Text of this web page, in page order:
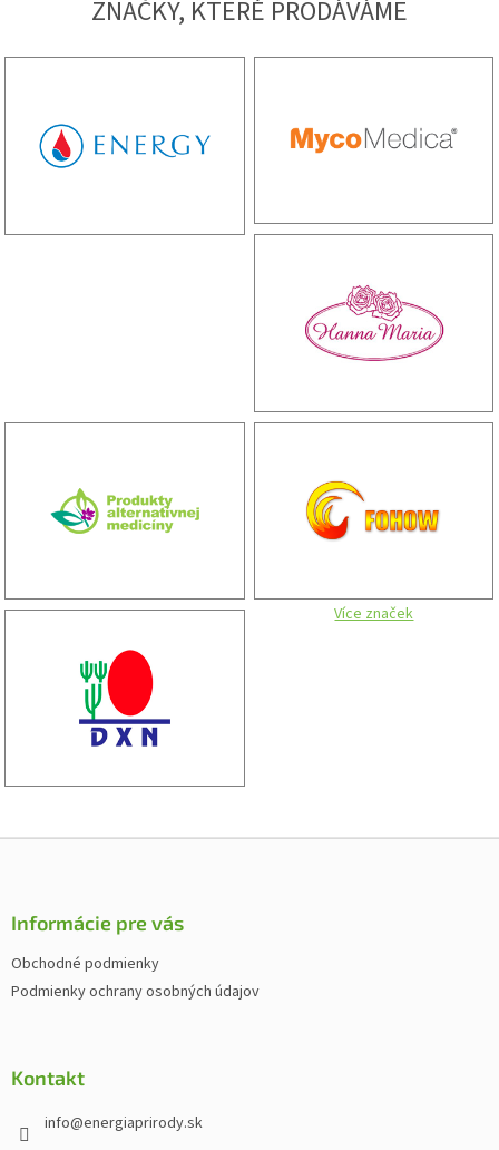
ZNAČKY, KTERÉ PRODÁVÁME
Více značek
Z
Informácie pre vás
Obchodné podmienky
Podmienky ochrany osobných údajov
Kontakt
info@energiaprirody.sk